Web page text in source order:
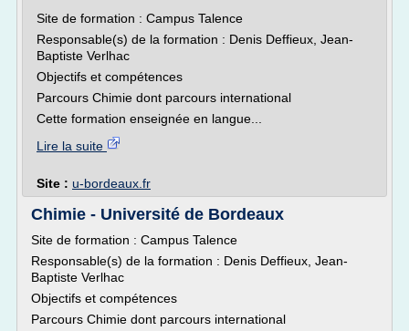
Site de formation : Campus Talence
Responsable(s) de la formation : Denis Deffieux, Jean-
Baptiste Verlhac
Objectifs et compétences
Parcours Chimie dont parcours international
Cette formation enseignée en langue...
Lire la suite
Site : u-bordeaux.fr
Chimie - Université de Bordeaux
Site de formation : Campus Talence
Responsable(s) de la formation : Denis Deffieux, Jean-
Baptiste Verlhac
Objectifs et compétences
Parcours Chimie dont parcours international